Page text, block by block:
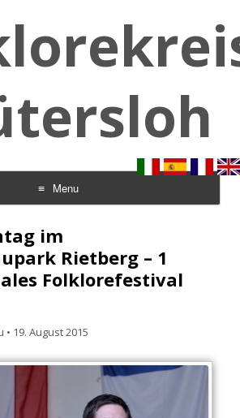
Menu
im
Rietberg – 1
Folklorefestival
• 19. August 2015